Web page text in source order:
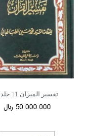
تفسیر المیزان 11 جلدی
50.000.000 ﷼